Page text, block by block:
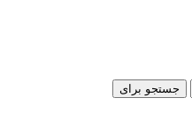
جستجو برای